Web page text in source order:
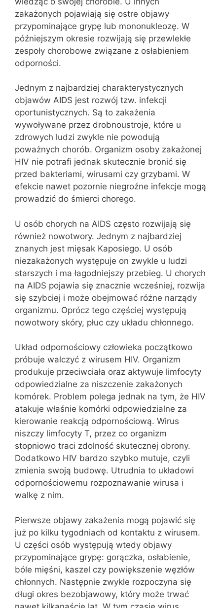
zakażonych pojawiają się ostre objawy
przypominające grypę lub mononukleozę. W
późniejszym okresie rozwijają się przewlekłe
zespoły chorobowe związane z osłabieniem
odporności.
Jednym z najbardziej charakterystycznych
objawów AIDS jest rozwój tzw. infekcji
oportunistycznych. Są to zakażenia
wywoływane przez drobnoustroje, które u
zdrowych ludzi zwykle nie powodują
poważnych chorób. Organizm osoby zakażonej
HIV nie potrafi jednak skutecznie bronić się
przed bakteriami, wirusami czy grzybami. W
efekcie nawet pozornie niegroźne infekcje mogą
prowadzić do śmierci chorego.
U osób chorych na AIDS często rozwijają się
również nowotwory. Jednym z najbardziej
znanych jest mięsak Kaposiego. U osób
niezakażonych występuje on zwykle u ludzi
starszych i ma łagodniejszy przebieg. U chorych
na AIDS pojawia się znacznie wcześniej, rozwija
się szybciej i może obejmować różne narządy
organizmu. Oprócz tego częściej występują
nowotwory skóry, płuc czy układu chłonnego.
Układ odpornościowy człowieka początkowo
próbuje walczyć z wirusem HIV. Organizm
produkuje przeciwciała oraz aktywuje limfocyty
odpowiedzialne za niszczenie zakażonych
komórek. Problem polega jednak na tym, że HIV
atakuje właśnie komórki odpowiedzialne za
kierowanie reakcją odpornościową. Wirus
niszczy limfocyty T, przez co organizm
stopniowo traci zdolność skutecznej obrony.
Dodatkowo HIV bardzo szybko mutuje, czyli
zmienia swoją budowę. Utrudnia to układowi
odpornościowemu rozpoznawanie wirusa i
walkę z nim.
Pierwsze objawy zakażenia mogą pojawić się
już po kilku tygodniach od kontaktu z wirusem.
U części osób występują wtedy objawy
przypominające grypę: gorączka, osłabienie,
bóle mięśni, kaszel czy powiększenie węzłów
chłonnych. Następnie zwykle rozpoczyna się
długi okres bezobjawowy, który może trwać